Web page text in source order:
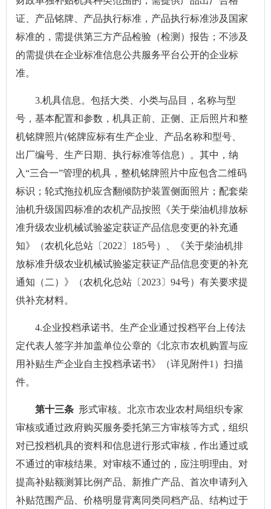
证、产品铭牌、产品执行标准，产品执行标准涉及国家
标准的，需提供第三方产品检验（检测）报告；不涉及
的需提供在企业标准信息公共服务平台公开的企业标
准。
3.机具信息。包括大类、小类与品目，名称与型
号，基本配置和参数，机具正前、正侧、正后照片和整
机铭牌照片(铭牌应标有生产企业、产品名称和型号、
出厂编号、生产日期、执行标准等信息）。其中，纳
入“三合一”管理的机具，整机铭牌照片中应包含二维码
标识；轮式拖拉机应含翻倾防护装置侧面照片；配套柴
油机升级国四标准的农机产品按照《关于柴油机排放标
准升级农业机械试验鉴定获证产品信息变更的补充通
知》（农机化总站〔2022〕185号）、《关于柴油机排
放标准升级农业机械试验鉴定获证产品信息变更的补充
通知（二）》（农机化总站〔2023〕94号）有关要求提
供补充材料。
4.企业投档承诺书。生产企业通过投档平台上传法
定代表人签字并加盖单位公章的《北京市农机购置与应
用补贴生产企业自主投档承诺书》（详见附件1）扫描
件。
第十三条 形式审核。北京市农业农村局组织专家
审核或通过政府购买服务委托第三方审核等方式，组织
对已投档机具的资料和信息进行形式审核，作出通过或
不通过的审核结果。对审核不通过的，应注明理由。对
提高补贴额测算比例产品、新推广产品、首次申请列入
补贴范围产品、价格明显背离同类同档产品、结构过于